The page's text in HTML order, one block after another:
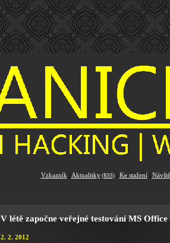
Vzkazník Aktualitky (RSS)| Ke stažení|
V létě započne veřejné testování MS Office
2. 2. 2012